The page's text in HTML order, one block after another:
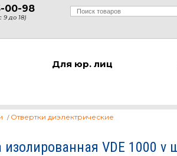
00-98
до 18)
Для юр. лиц
Отвертки диэлектрические
изолированная VDE 1000